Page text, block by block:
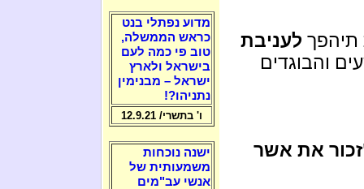
תיהפך לעניבת
והבוגדים
את אשר
מדוע נפתלי בנט
כראש הממשלה,
טוב פי כמה לעם
בישראל ולארץ
ישראל – מבנימין
נתניהו?!
ו' בתשרי/ 12.9.21
ישנה נוכחות
משמעותית של
אנשי עב"מים